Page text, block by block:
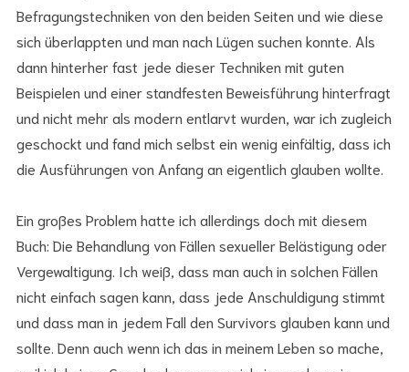
Befragungstechniken von den beiden Seiten und wie diese
sich überlappten und man nach Lügen suchen konnte. Als
dann hinterher fast jede dieser Techniken mit guten
Beispielen und einer standfesten Beweisführung hinterfragt
und nicht mehr als modern entlarvt wurden, war ich zugleich
geschockt und fand mich selbst ein wenig einfältig, dass ich
die Ausführungen von Anfang an eigentlich glauben wollte.
Ein großes Problem hatte ich allerdings doch mit diesem
Buch: Die Behandlung von Fällen sexueller Belästigung oder
Vergewaltigung. Ich weiß, dass man auch in solchen Fällen
nicht einfach sagen kann, dass jede Anschuldigung stimmt
und dass man in jedem Fall den Survivors glauben kann und
sollte. Denn auch wenn ich das in meinem Leben so mache,